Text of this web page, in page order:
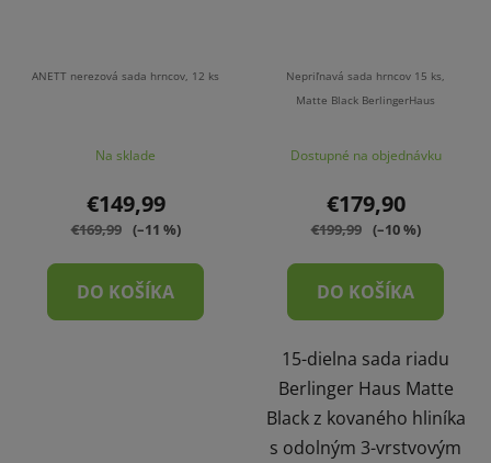
ANETT nerezová sada hrncov, 12 ks
Na sklade
€149,99
€169,99 (–11 %)
DO KOŠÍKA
Nepriľnavá sada hrncov 15 ks,
Matte Black BerlingerHaus
Dostupné na objednávku
€179,90
€199,99 (–10 %)
DO KOŠÍKA
15-dielna sada riadu
Berlinger Haus Matte
Black z kovaného hliníka
s odolným 3-vrstvovým